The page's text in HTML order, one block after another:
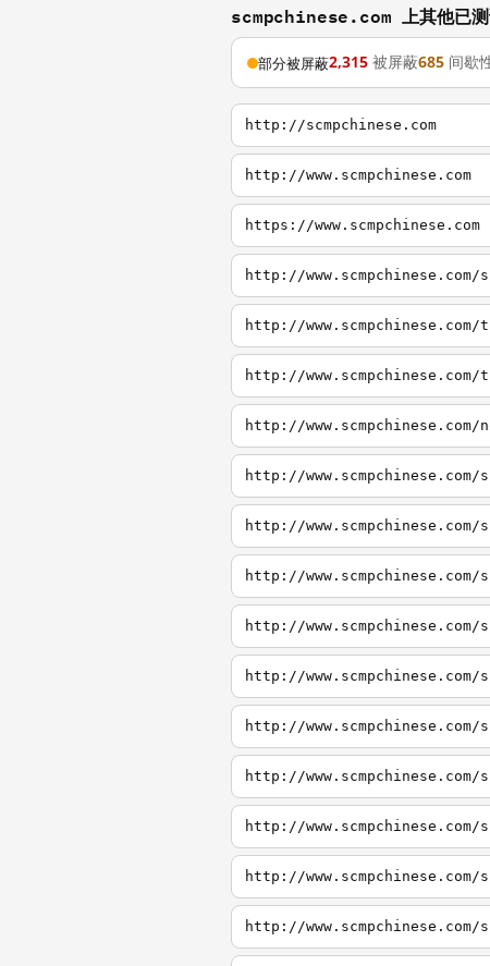
scmpchinese.com 上其他已测
部分被屏蔽2,315 被屏蔽685 间歇
http://scmpchinese.com
http://www.scmpchinese.com
https://www.scmpchinese.com
http://www.scmpchinese.com/
http://www.scmpchinese.com/
http://
http://www.scmpchinese.com/
http://
http://
http://
http://
http://
http://
http://
http://
http://
http://